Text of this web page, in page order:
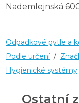
Nademlejnská
Odpadkové pytle a
Podle určení /
Hygienické systémy
Ostatní